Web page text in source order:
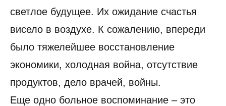
светлое будущее. Их ожидание счастья
висело в воздухе. К сожалению, впереди
было тяжелейшее восстановление
экономики, холодная война, отсутствие
продуктов, дело врачей, войны.
Еще одно больное воспоминание – это